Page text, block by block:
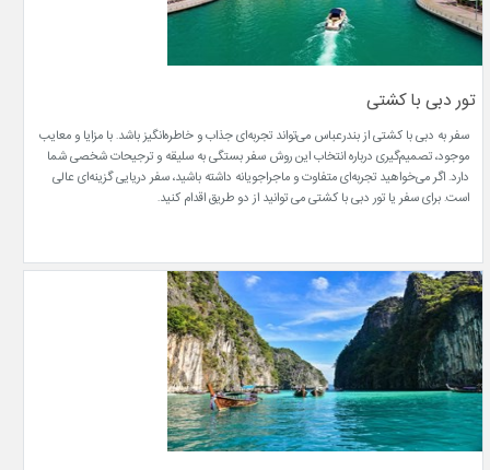
تور دبی با کشتی
سفر به دبی با کشتی از بندرعباس می‌تواند تجربه‌ای جذاب و خاطره‌انگیز باشد. با مزایا و معایب
موجود، تصمیم‌گیری درباره انتخاب این روش سفر بستگی به سلیقه و ترجیحات شخصی شما
دارد. اگر می‌خواهید تجربه‌ای متفاوت و ماجراجویانه داشته باشید، سفر دریایی گزینه‌ای عالی
است. برای سفر یا تور دبی با کشتی می توانید از دو طریق اقدام کنید.